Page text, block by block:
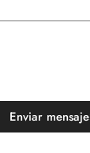
Enviar mensaje